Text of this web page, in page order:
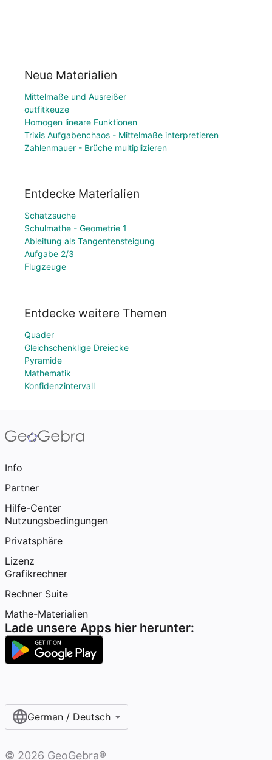
Neue Materialien
Mittelmaße und Ausreißer
outfitkeuze
Homogen lineare Funktionen
Trixis Aufgabenchaos - Mittelmaße interpretieren
Zahlenmauer - Brüche multiplizieren
Entdecke Materialien
Schatzsuche
Schulmathe - Geometrie 1
Ableitung als Tangentensteigung
Aufgabe 2/3
Flugzeuge
Entdecke weitere Themen
Quader
Gleichschenklige Dreiecke
Pyramide
Mathematik
Konfidenzintervall
Info
Partner
Hilfe-Center
Nutzungsbedingungen
Privatsphäre
Lizenz
Grafikrechner
Rechner Suite
Mathe-Materialien
Lade unsere Apps hier herunter:
German / Deutsch
© 2026 GeoGebra®